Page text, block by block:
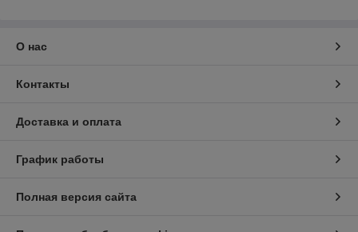
О нас
Контакты
Доставка и оплата
График работы
Полная версия сайта